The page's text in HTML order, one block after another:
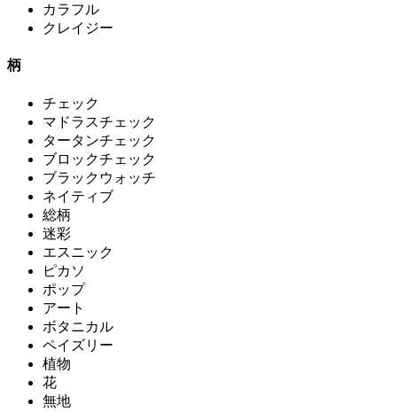
カラフル
クレイジー
柄
チェック
マドラスチェック
タータンチェック
ブロックチェック
ブラックウォッチ
ネイティブ
総柄
迷彩
エスニック
ピカソ
ポップ
アート
ボタニカル
ペイズリー
植物
花
無地